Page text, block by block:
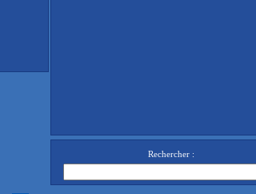
Rechercher :